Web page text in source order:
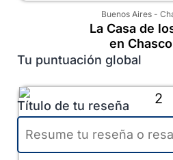
Buenos Aires-
La Casa de
en
Tu puntuación global
Título de tu reseña